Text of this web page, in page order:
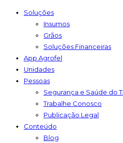
Soluções
Insumos
Grãos
Soluções Financeiras
App Agrofel
Unidades
Pessoas
Segurança e Saúde do
Trabalhe Conosco
Publicação Legal
Conteúdo
Blog